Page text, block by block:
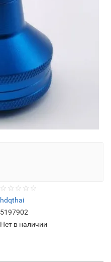
hdqthai
5197902
Нет в наличии